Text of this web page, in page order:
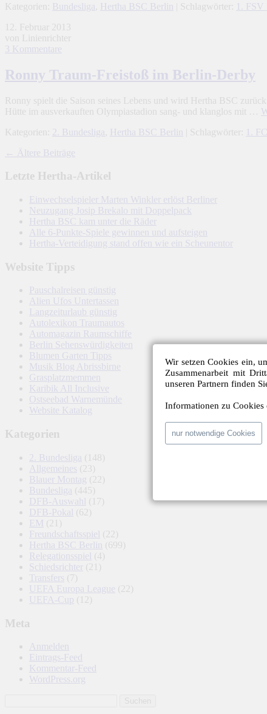
Kategorien:
Bundesliga Hertha BSC Berlin | Schlagwörter: 1.
12. Februar 2013
von Linienrichter
3 Kommentare
Ronny Traum-Freistoß im Berlin-Derby
Ronny spielt die Saison seines Lebens und wird Hertha BSC
Hütte im ausverkauften Olympiastadion sang- und klanglos mit …
Kategorien:
2. Bundesliga Hertha BSC Berlin | Schlagwörter: 1.
←
Ältere Beiträge
Letzte Hertha-Artikel
Einwechselspieler Marten Winkler erlöst Berliner
Neuzugang Josip Brekalo mit Doppelpack
Hertha BSC kam unter die Räder
Alle 6-Punkte-Spiele gewinnen und aufsteigen
Hertha-Verteidigung stand offen wie ein Scheunentor
Website Tipps
Pauschalreisen günstig
Alien Ufos Untertassen
Langzeiturlaub günstig
Autolexikon Traumautos
Automagazin Raumschiffe
Berlin Sehenswürdigkeiten
Blumen Garten Tipps
Musik Blog Abrissbirne
Grasplatzmemmen
Karibik All Inclusive
Ostseebad Warnemünde
Website Katalog
Kategorien
2. Bundesliga (148)
Allgemeines (23)
Blauer Montag (22)
Bundesliga (445)
DFB-Auswahl
(17)
DFB-Pokal (62)
EM (21)
Freundschaftsspiel (22)
Hertha BSC Berlin
(699)
Relegationsspiel (4)
Schiedsrichter
(21)
Transfers (7)
UEFA Europa League (22)
UEFA-Cup (12)
Meta
Anmelden
Eintrags-Feed
Kommentar-Feed
WordPress.org
Wir setzen Cookies ein,
Zusammenarbeit mit
unseren Partnern finden
Informationen zu Cookies
nur notwendige Cookies